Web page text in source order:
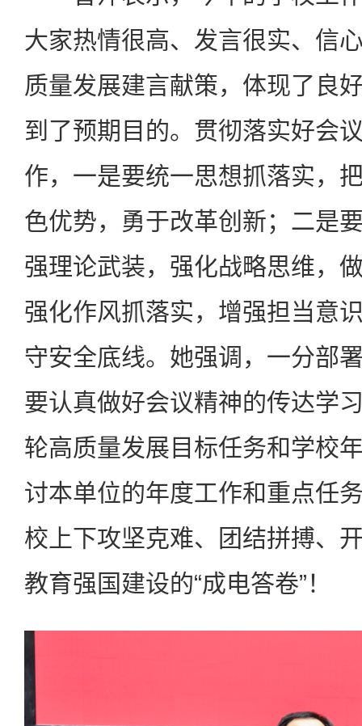
大家热情很高、发言很实、信
质量发展建言献策，体现了良
到了预期目的。贯彻落实好会
作，一是要统一思想抓落实，
色优势，勇于改革创新；二是
强理论武装，强化战略思维，
强化作风抓落实，增强担当意
守安全底线。她强调，一分部
要认真做好会议精神的传达学
轮高质量发展目标任务和学校
讨本单位的年度工作和重点任
校上下攻坚克难、团结拼搏、
教育强国建设的“成电答卷”！